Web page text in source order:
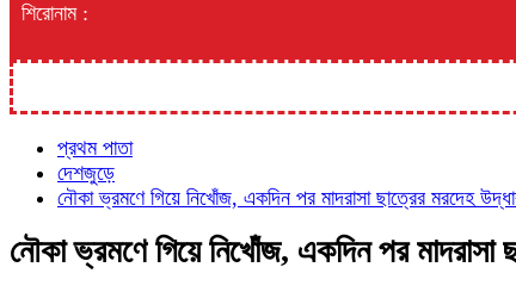
শিরোনাম :
প্রথম পাতা
দেশজুড়ে
নৌকা ভ্রমণে গিয়ে নিখোঁজ, একদিন পর মাদরাসা ছাত্রের মরদেহ
নৌকা ভ্রমণে গিয়ে নিখোঁজ, একদিন পর মাদরাসা